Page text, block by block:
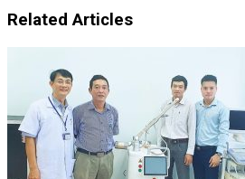
Related Articles